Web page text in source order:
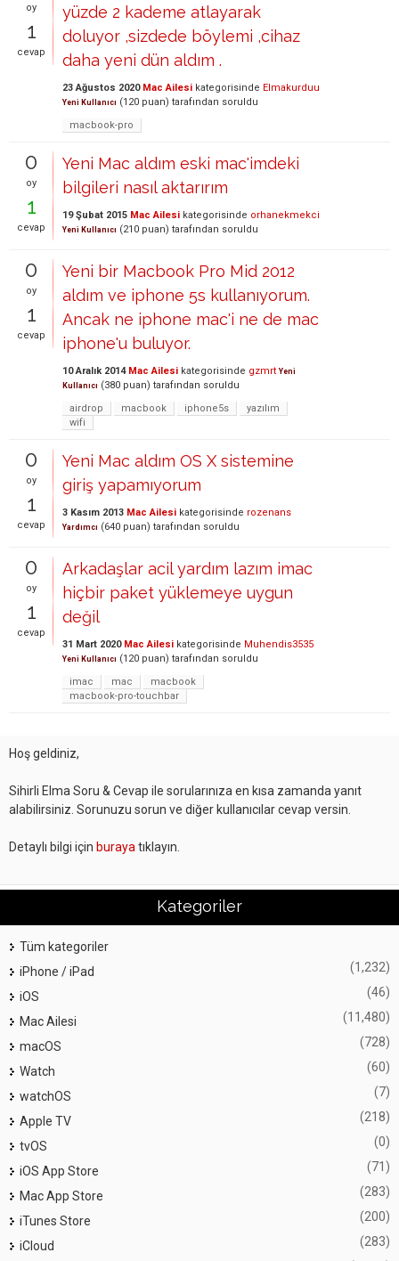
oy
1
cevap
yüzde 2 kademe atlayarak
doluyor ,sizdede böylemi ,cihaz
daha yeni dün aldım .
23 Ağustos 2020 Mac Ailesi kategorisinde Elmakurduu
Yeni Kullanıcı (120 puan) tarafından soruldu
macbook-pro
0
oy
1
cevap
Yeni Mac aldım eski mac'imdeki
bilgileri nasıl aktarırım
19 Şubat 2015 Mac Ailesi kategorisinde orhanekmekci
Yeni Kullanıcı (210 puan) tarafından soruldu
0
oy
1
cevap
Yeni bir Macbook Pro Mid 2012
aldım ve iphone 5s kullanıyorum.
Ancak ne iphone mac'i ne de mac
iphone'u buluyor.
10 Aralık 2014 Mac Ailesi kategorisinde gzmrt Yeni
Kullanıcı (380 puan) tarafından soruldu
airdrop
macbook iphone5s
yazılım
wifi
0
oy
1
cevap
Yeni Mac aldım OS X sistemine
giriş yapamıyorum
3 Kasım 2013 Mac Ailesi kategorisinde rozenans
Yardımcı (640 puan) tarafından soruldu
0
oy
1
cevap
Arkadaşlar acil yardım lazım imac
hiçbir paket yüklemeye uygun
değil
31 Mart 2020 Mac Ailesi kategorisinde Muhendis3535
Yeni Kullanıcı (120 puan) tarafından soruldu
imac
mac
macbook
macbook-pro-touchbar
Hoş geldiniz,
Sihirli Elma Soru & Cevap ile sorularınıza en kısa zamanda yanıt
alabilirsiniz. Sorunuzu sorun ve diğer kullanıcılar cevap versin.
Detaylı bilgi için buraya tıklayın.
Kategoriler
Tüm kategoriler
iPhone / iPad
(1,232)
iOS (46)
Mac Ailesi (11,480)
macOS (728)
Watch (60)
watchOS (7)
Apple TV (218)
tvOS (0)
iOS App Store (71)
Mac App Store (283)
iTunes Store (200)
iCloud
(283)